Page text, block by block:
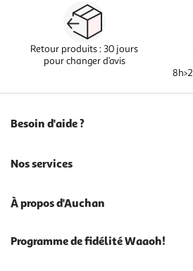
Retour produits : 30 jours
pour changer d’avis
Besoin d'aide ?
Nos services
À propos d'Auchan
Programme de fidélité Waaoh!